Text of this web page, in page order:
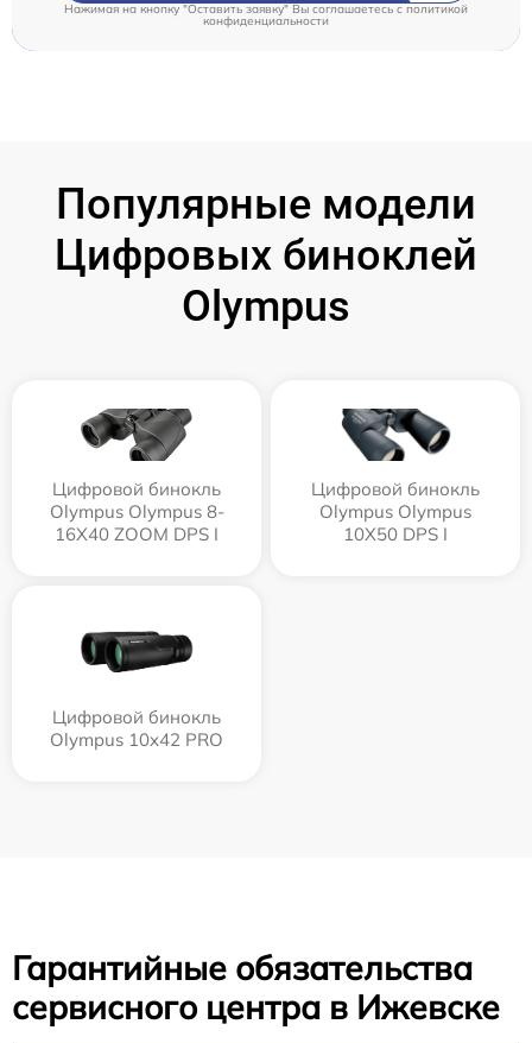
Нажимая на кнопку "Оставить заявку" Вы соглашаетесь c политикой
конфиденциальности
Популярные модели
Цифровых биноклей
Olympus
Цифровой бинокль
Olympus Olympus 8-
16X40 ZOOM DPS I
Цифровой бинокль
Olympus Olympus
10X50 DPS I
Цифровой бинокль
Olympus 10x42 PRO
Гарантийные обязательства
сервисного центра в Ижевске